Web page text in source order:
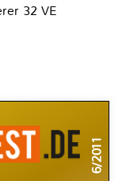
32 VE
6/2011